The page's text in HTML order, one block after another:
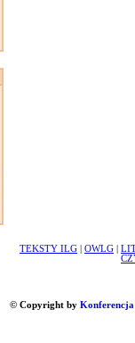
TEKSTY ILG OWLG
© Copyright by Konferencja